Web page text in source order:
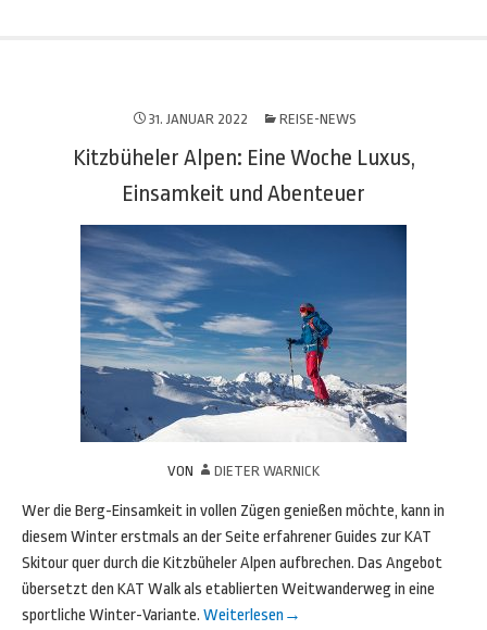
31. JANUAR 2022 REISE-NEWS
Kitzbüheler Alpen: Eine Woche Luxus,
Einsamkeit und Abenteuer
VON DIETER WARNICK
Wer die Berg-Einsamkeit in vollen Zügen genießen möchte, kann in
diesem Winter erstmals an der Seite erfahrener Guides zur KAT
Skitour quer durch die Kitzbüheler Alpen aufbrechen. Das Angebot
übersetzt den KAT Walk als etablierten Weitwanderweg in eine
sportliche Winter-Variante. Weiterlesen →